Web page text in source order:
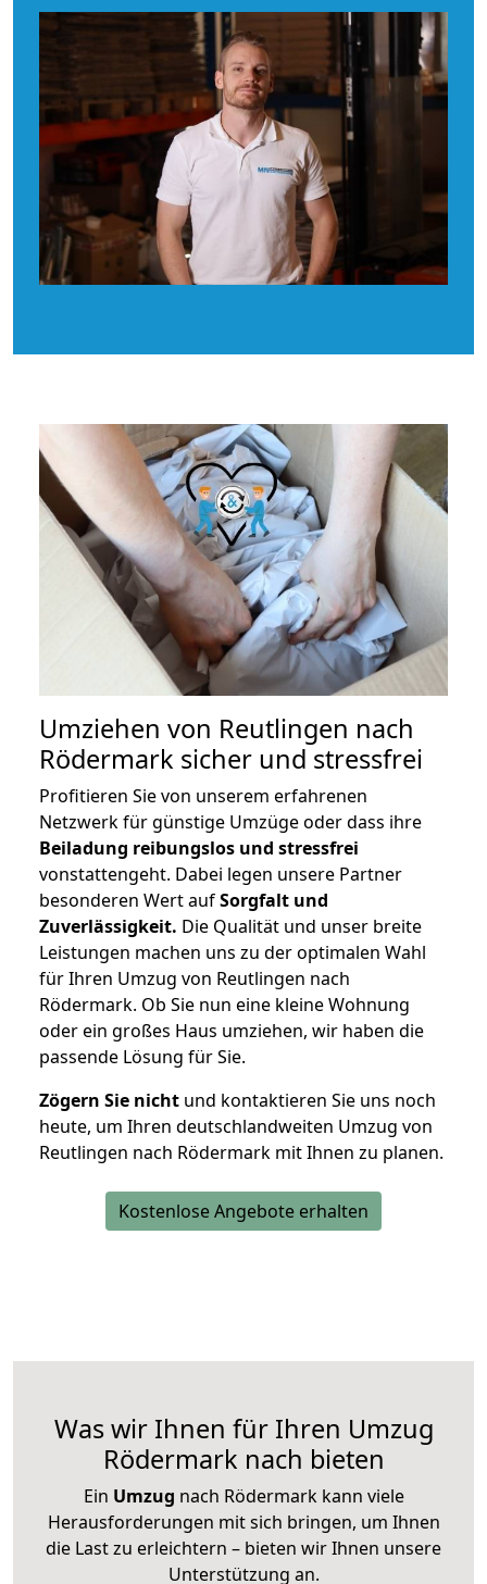
Umziehen von Reutlingen nach
Rödermark sicher und stressfrei
Profitieren Sie von unserem erfahrenen
Netzwerk für günstige Umzüge oder dass ihre
Beiladung reibungslos und stressfrei
vonstattengeht. Dabei legen unsere Partner
besonderen Wert aufSorgfalt und
Zuverlässigkeit. Die Qualität und unser breite
Leistungen machen uns zu der optimalen Wahl
für Ihren Umzug von Reutlingen nach
Rödermark. Ob Sie nun eine kleine Wohnung
oder ein großes Haus umziehen, wir haben die
passende Lösung für Sie.
Zögern Sie nicht und kontaktieren Sie uns noch
heute, um Ihren deutschlandweiten Umzug von
Reutlingen nach Rödermark mit Ihnen zu planen.
Kostenlose Angebote erhalten
Was wir Ihnen für Ihren Umzug
Rödermark nach bieten
Ein Umzug nach Rödermark kann viele
Herausforderungen mit sich bringen, um Ihnen
die Last zu erleichtern – bieten wir Ihnen unsere
Unterstützung an.